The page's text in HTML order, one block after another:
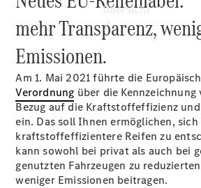
Übersicht
Startseite
Ansprechpartner
finden
Probefahrt
vereinbaren
mehr Transparenz,
Emissionen.
Am 1. Mai 2021 führte die
Verordnung über die
Bezug auf die Kraftstoffeffizienz
ein. Das soll Ihnen ermöglichen,
kraftstoffeffizientere Reifen zu
kann sowohl bei privat als auch bei
genutzten Fahrzeugen zu
weniger Emissionen beitragen.